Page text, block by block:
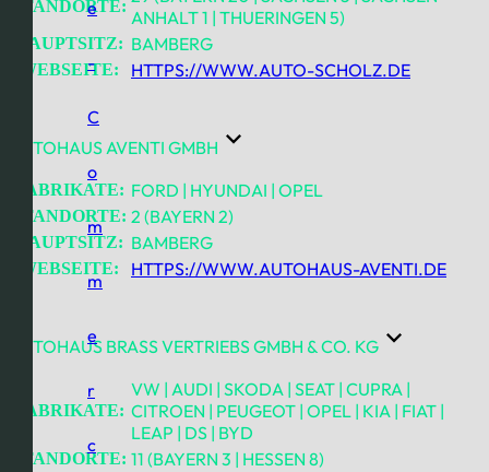
e
-
C
o
m
m
e
r
c
STANDORTE:
ANHALT 1 | THUERINGEN 5)
HAUPTSITZ: BAMBERG
WEBSEITE: HTTPS://WWW.AUTO-SCHOLZ.DE
AUTOHAUS AVENTI GMBH
FABRIKATE: FORD | HYUNDAI | OPEL
STANDORTE: 2 (BAYERN 2)
HAUPTSITZ: BAMBERG
WEBSEITE: HTTPS://WWW.AUTOHAUS-AVENTI.DE
AUTOHAUS BRASS VERTRIEBS GMBH & CO. KG
FABRIKATE:
VW | AUDI | SKODA | SEAT | CUPRA |
CITROEN | PEUGEOT | OPEL | KIA | FIAT |
LEAP | DS | BYD
STANDORTE: 11 (BAYERN 3 | HESSEN 8)